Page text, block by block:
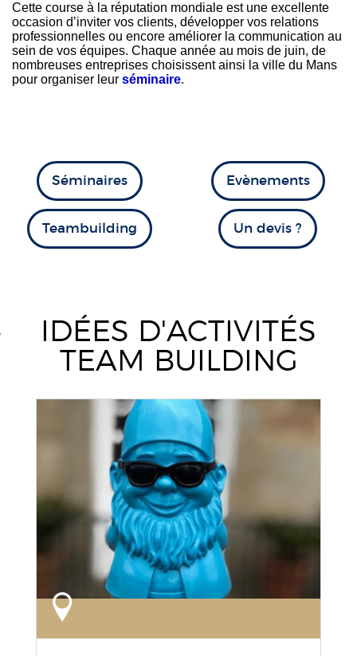
Cette course à la réputation mondiale est une excellente
occasion d’inviter vos clients, développer vos relations
professionnelles ou encore améliorer la communication au
sein de vos équipes. Chaque année au mois de juin, de
nombreuses entreprises choisissent ainsi la ville du Mans
pour organiser leur séminaire.
Séminaires Evènements
Teambuilding Un devis ?
IDÉES D'ACTIVITÉS
TEAM BUILDING